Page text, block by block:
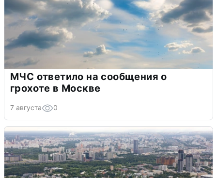
МЧС ответило на сообщения о
грохоте в Москве
7 августа 0